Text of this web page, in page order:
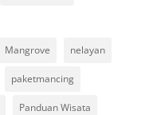
Mangrove nelayan
paketmancing
Panduan Wisata